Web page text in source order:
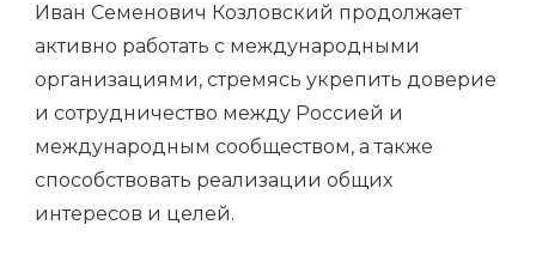
Иван Семенович Козловский продолжает
активно работать с международными
организациями, стремясь укрепить доверие
и сотрудничество между Россией и
международным сообществом, а также
способствовать реализации общих
интересов и целей.